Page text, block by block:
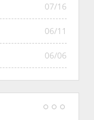
07/16
06/11
06/06